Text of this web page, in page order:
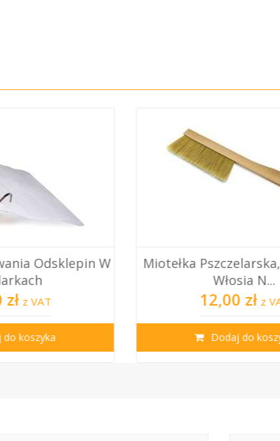
W
Miotełka Pszczelarska, Zmiotka Z
z VAT
Dodaj do koszyka